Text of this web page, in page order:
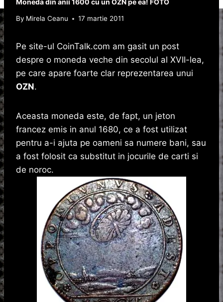
By Mirela Ceanu 17 martie 2011
Pe site-ul CoinTalk.com am gasit un post
despre o moneda veche din secolul al XVII-lea,
pe care apare foarte clar reprezentarea unui
OZN.
Aceasta moneda este, de fapt, un jeton
francez emis in anul 1680, ce a fost utilizat
pentru a-i ajuta pe oameni sa numere bani, sau
a fost folosit ca substitut in jocurile de carti si
de noroc.